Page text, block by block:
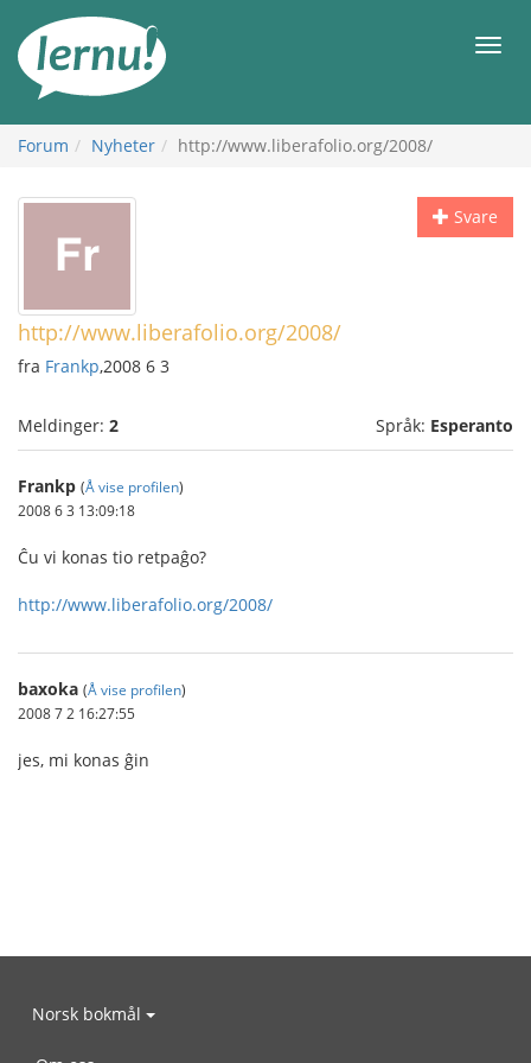
innholdet
Meny
Forum Nyheter http://www.liberafolio.org/2008/
Svare
http://www.liberafolio.org/2008/
fra Frankp,2008 6 3
Meldinger: 2 Språk: Esperanto
Frankp (Å vise profilen)
2008 6 3 13:09:18
Ĉu vi konas tio retpaĝo?
http://www.liberafolio.org/2008/
baxoka (Å vise profilen)
2008 7 2 16:27:55
jes, mi konas ĝin
Norsk bokmål